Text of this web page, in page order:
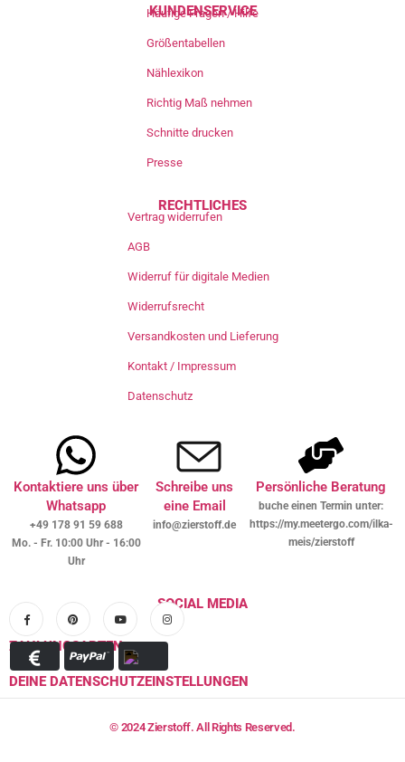
KUNDENSERVICE
Häufige Fragen / Hilfe
Größentabellen
Nählexikon
Richtig Maß nehmen
Schnitte drucken
Presse
RECHTLICHES
Vertrag widerrufen
AGB
Widerruf für digitale Medien
Widerrufsrecht
Versandkosten und Lieferung
Kontakt / Impressum
Datenschutz
Kontaktiere uns über
Whatsapp
+49 178 91 59 688
Mo. - Fr. 10:00 Uhr - 16:00
Uhr
Schreibe uns
eine Email
info@zierstoff.de
Persönliche Beratung
buche einen Termin unter:
https://my.meetergo.com/ilka-
meis/zierstoff
SOCIAL MEDIA
ZAHLUNGSARTEN
DEINE DATENSCHUTZEINSTELLUNGEN
© 2024 Zierstoff. All Rights Reserved.